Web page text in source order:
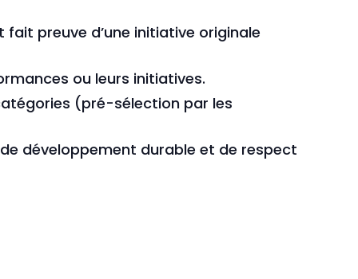
preuve d’une initiative originale
ou leurs initiatives.
(pré-sélection par les
développement durable et de respect